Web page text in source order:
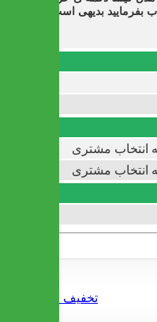
بفرمایید بدیهی است با
انتخاب مشتری
انتخاب مشتری